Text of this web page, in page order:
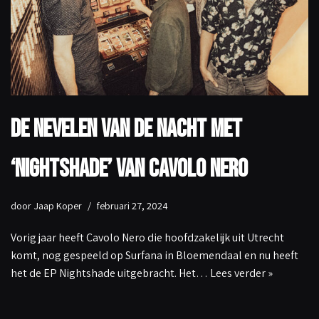
De nevelen van de nacht met
‘NightShade’ van Cavolo Nero
door Jaap Koper februari 27, 2024
Vorig jaar heeft Cavolo Nero die hoofdzakelijk uit Utrecht
komt, nog gespeeld op Surfana in Bloemendaal en nu heeft
het de EP Nightshade uitgebracht. Het… Lees verder »